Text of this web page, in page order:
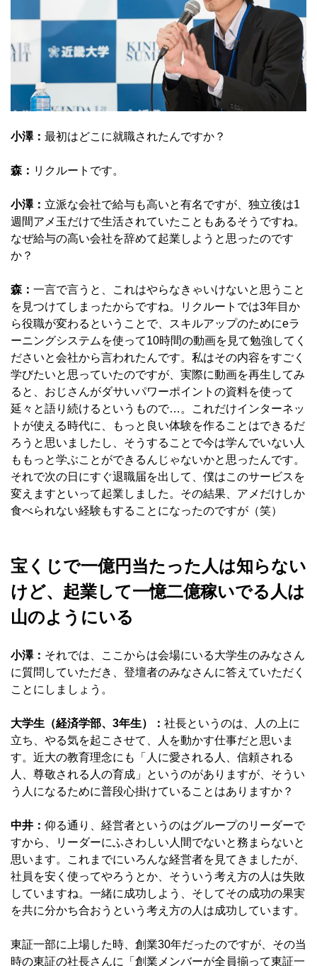
小澤： 最初はどこに就職されたんですか？
森： リクルートです。
小澤： 立派な会社で給与も高いと有名ですが、独立後は1
週間アメ玉だけで生活されていたこともあるそうですね。
なぜ給与の高い会社を辞めて起業しようと思ったのです
か？
森： 一言で言うと、これはやらなきゃいけないと思うこと
を見つけてしまったからですね。リクルートでは3年目か
ら役職が変わるということで、スキルアップのためにeラ
ーニングシステムを使って10時間の動画を見て勉強してく
ださいと会社から言われたんです。私はその内容をすごく
学びたいと思っていたのですが、実際に動画を再生してみ
ると、おじさんがダサいパワーポイントの資料を使って
延々と語り続けるというもので…。これだけインターネッ
トが使える時代に、もっと良い体験を作ることはできるだ
ろうと思いましたし、そうすることで今は学んでいない人
ももっと学ぶことができるんじゃないかと思ったんです。
それで次の日にすぐ退職届を出して、僕はこのサービスを
変えますといって起業しました。その結果、アメだけしか
食べられない経験もすることになったのですが（笑）
宝くじで一億円当たった人は知らない
けど、起業して一憶二億稼いでる人は
山のようにいる
小澤： それでは、ここからは会場にいる大学生のみなさん
に質問していただき、登壇者のみなさんに答えていただく
ことにしましょう。
大学生（経済学部、3年生）： 社長というのは、人の上に
立ち、やる気を起こさせて、人を動かす仕事だと思いま
す。近大の教育理念にも「人に愛される人、信頼される
人、尊敬される人の育成」というのがありますが、そうい
う人になるために普段心掛けていることはありますか？
中井： 仰る通り、経営者というのはグループのリーダーで
すから、リーダーにふさわしい人間でないと務まらないと
思います。これまでにいろんな経営者を見てきましたが、
社員を安く使ってやろうとか、そういう考え方の人は失敗
していますね。一緒に成功しよう、そしてその成功の果実
を共に分かち合おうという考え方の人は成功しています。
東証一部に上場した時、創業30年だったのですが、その当
時の東証の社長さんに「創業メンバーが全員揃って東証一